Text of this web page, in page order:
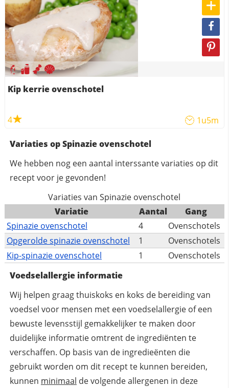
Kip kerrie ovenschotel
4 1u5m
Variaties op Spinazie ovenschotel
We hebben nog een aantal interssante variaties op dit
recept voor je gevonden!
Variaties van Spinazie ovenschotel
Variatie
Aantal
Gang
Spinazie ovenschotel
4
Ovenschotels
Opgerolde spinazie ovenschotel
1
Ovenschotels
Kip-spinazie ovenschotel
1
Ovenschotels
Voedselallergie informatie
Wij helpen graag thuiskoks en koks de bereiding van
voedsel voor mensen met een voedselallergie of een
bewuste levensstijl gemakkelijker te maken door
duidelijke informatie omtrent de ingrediënten te
verschaffen. Op basis van de ingredieënten die
gebruikt worden om dit recept te kunnen bereiden,
kunnen minimaal de volgende allergenen in deze